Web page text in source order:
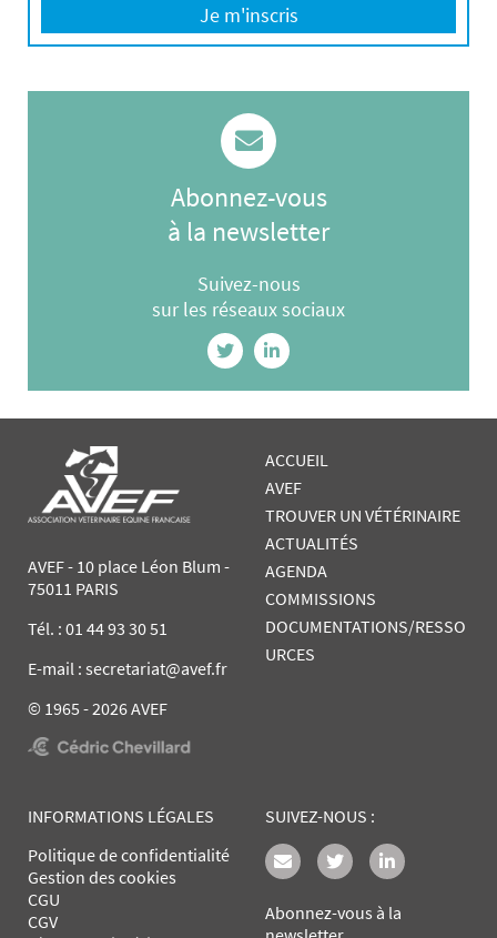
Je m'inscris
Abonnez-vous
à la newsletter
Suivez-nous
sur les réseaux sociaux
AVEF - 10 place Léon Blum -
75011 PARIS
Tél. : 01 44 93 30 51
E-mail : secretariat@avef.fr
© 1965 - 2026 AVEF
ACCUEIL
AVEF
TROUVER UN VÉTÉRINAIRE
ACTUALITÉS
AGENDA
COMMISSIONS
DOCUMENTATIONS/RESSO
URCES
INFORMATIONS LÉGALES
Politique de confidentialité
Gestion des cookies
CGU
CGV
SUIVEZ-NOUS :
Abonnez-vous à la